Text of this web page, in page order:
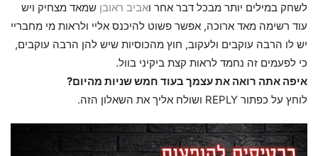
לשחק במילים יותר מבכל דבר אחר ואביב ראובן שמאד מצחיק ויש
עוד רשימה מאד ארוכה, אפשר פשוט להיכנס אליי ולראות מי מחבריי
יש לו הרבה עוקבים ולעקוב, חוץ מהכוסיות שיש להן הרבה עוקבים,
כי לפעמים זה נחמד לראות קצת ביקיני בוול.
איפה אתה רואה את עצמך בעוד חמש שניות מהיום?
לוחץ על כפתור REPLY ושולח אליך את ה
שאלון הזה.